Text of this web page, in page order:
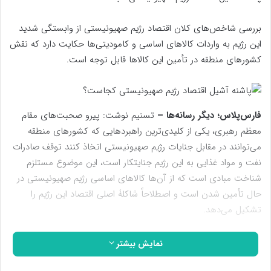
بررسی شاخص‌های کلان اقتصاد رژیم صهیونیستی از وابستگی شدید
این رژیم به واردات کالاهای اساسی و کامودیتی‌ها حکایت دارد که نقش
کشورهای منطقه در تأمین این کالاها قابل توجه است.
فارس‌پلاس؛ دیگر رسانه‌ها – تسنیم نوشت: پیرو صحبت‌های مقام
معظم رهبری، یکی از کلیدی‌ترین راهبردهایی که کشورهای منطقه
می‌توانند در مقابل جنایات رژیم صهیونیستی اتخاذ کنند توقف صادرات
نفت و مواد غذایی به این رژیم جنایتکار است، این موضوع مستلزم
شناخت مبادی است که از آن‌ها کالاهای اساسی رژیم صهیونیستی در
حال تأمین شدن است و اصطلاحاً شاکلۀ اصلی اقتصاد این رژیم را
تشکیل می‌دهد.
با جمعیت کمتر از 10 میلیون نفری
نمایش بیشتر